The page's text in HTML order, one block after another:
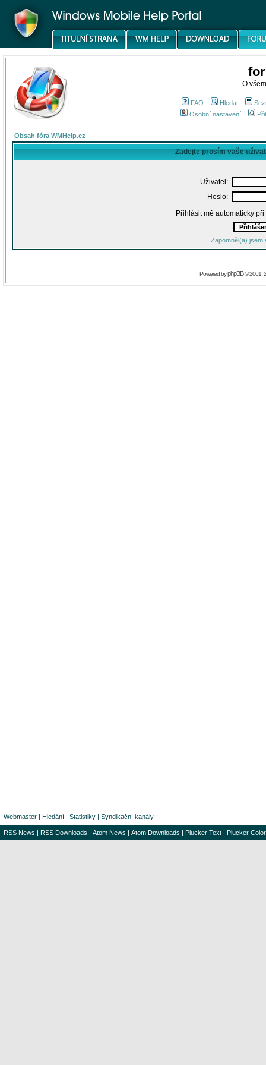
O
FAQ Hledat
Osobní nastavení
Obsah fóra WMHelp.cz
Zadejte prosím vaše
Uživatel:
Heslo:
Přihlásit mě automaticky
Zapomněl(a) jsem
Powered byphpBB© 2001,
Webmaster | Hledání | Statistiky | Syndikační kanály
RSS News | RSS Downloads | Atom News | Atom Downloads | Plucker Text | Plucker Color